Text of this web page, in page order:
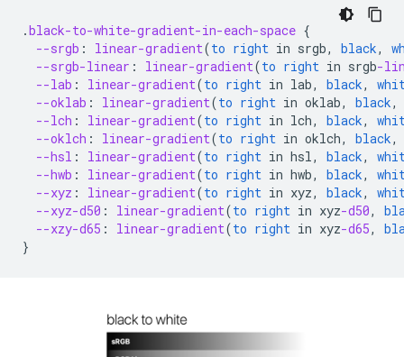
.black-to-white-gradient-in-each-space {
--srgb : linear-gradient(to right in srgb, black,
--srgb-linear : linear-gradient(to right in srgb-
--lab : linear-gradient(to right in lab, black,
--oklab : linear-gradient(to right in oklab, black,
--lch : linear-gradient(to right in lch, black,
--oklch : linear-gradient(to right in oklch, black,
--hsl : linear-gradient(to right in hsl, black,
--hwb : linear-gradient(to right in hwb, black,
--xyz : linear-gradient(to right in xyz, black,
--xyz-d50 : linear-gradient(to right in xyz-d50,
--xzy-d65 : linear-gradient(to right in xyz-d65,
}